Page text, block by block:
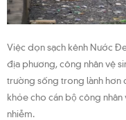
Việc dọn sạch kênh Nước
địa phương, công nhân vệ
trường sống trong lành hơn
khỏe cho cán bộ công
nhiễm.